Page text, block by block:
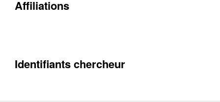
Affiliations
Identifiants chercheur
Contacter